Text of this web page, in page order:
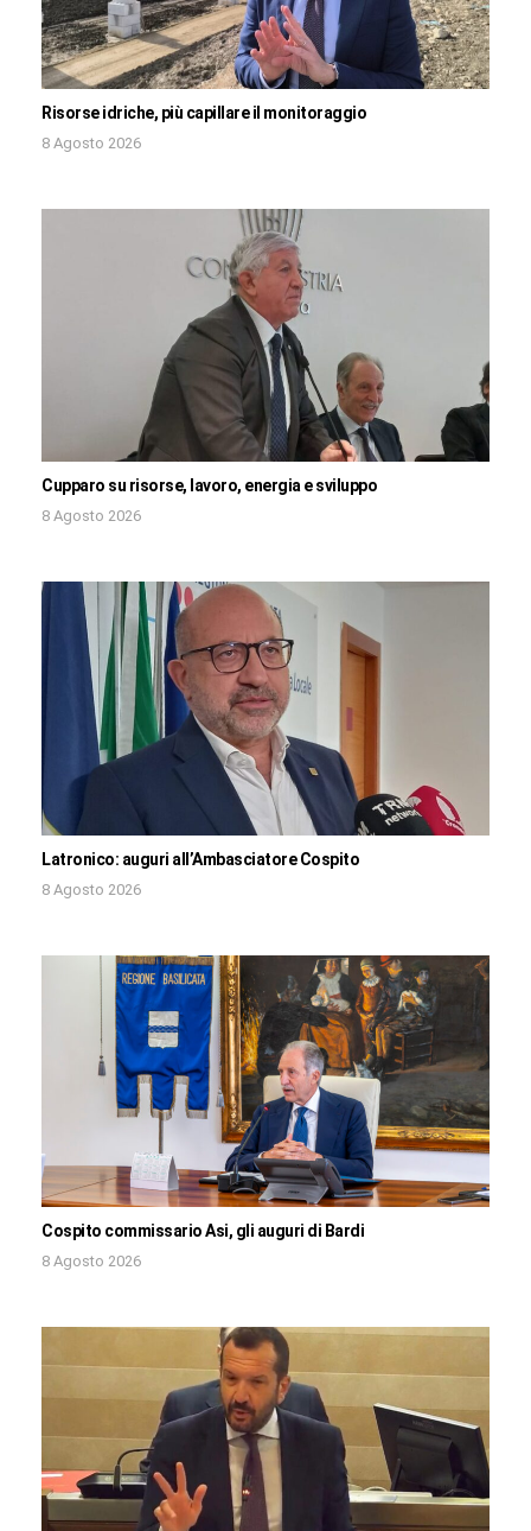
Risorse idriche, più capillare il monitoraggio
8 Agosto 2026
Cupparo su risorse, lavoro, energia e sviluppo
8 Agosto 2026
Latronico: auguri all’Ambasciatore Cospito
8 Agosto 2026
Cospito commissario Asi, gli auguri di Bardi
8 Agosto 2026